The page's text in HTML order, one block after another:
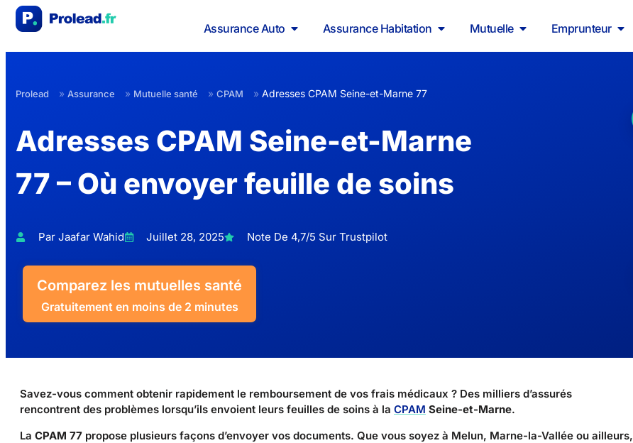
Assurance Auto Assurance Habitation Mutuelle Emprunteur
Prolead » Assurance » Mutuelle santé » CPAM » Adresses CPAM Seine-et-Marne 77
Adresses CPAM Seine-et-Marne
77 – Où envoyer feuille de soins
Par Jaafar Wahid Juillet 28, 2025 Note De 4,7/5 Sur Trustpilot
Comparez les mutuelles santé
Gratuitement en moins de 2 minutes
Savez-vous comment obtenir rapidement le remboursement de vos frais médicaux ? Des milliers d’assurés
rencontrent des problèmes lorsqu’ils envoient leurs feuilles de soins à la CPAM Seine-et-Marne.
La CPAM 77 propose plusieurs façons d’envoyer vos documents. Que vous soyez à Melun, Marne-la-Vallée ou ailleurs,